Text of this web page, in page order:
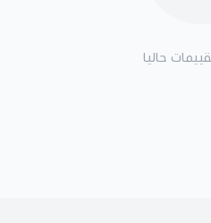
حاليا